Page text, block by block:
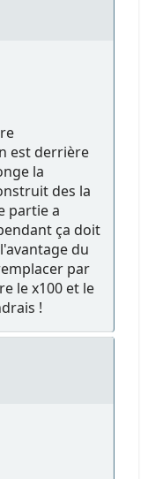
est derrière
la
des la
partie a
ça doit
du
par
le x100 et le
!